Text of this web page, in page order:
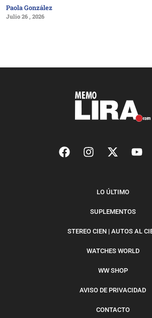
Paola González
Julio 26 , 2026
LO ÚLTIMO
SUPLEMENTOS
STEREO CIEN | AUTOS AL
WATCHES WORLD
WW SHOP
AVISO DE PRIVACIDAD
CONTACTO